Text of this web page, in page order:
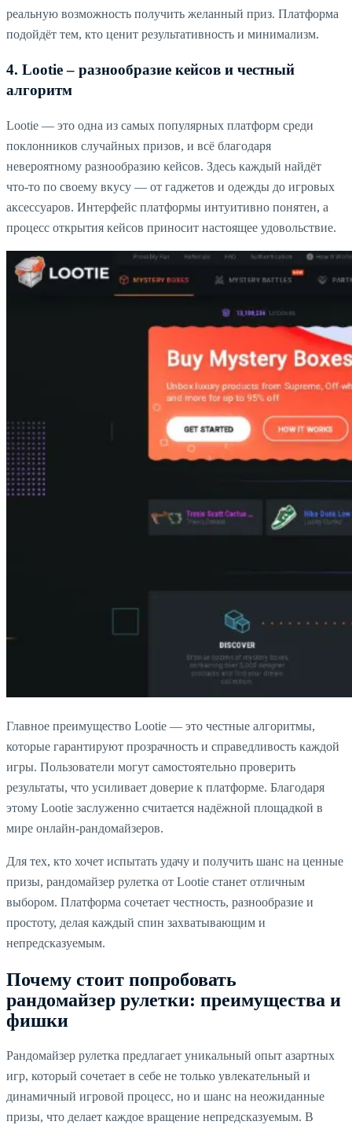
реальную возможность получить желанный приз. Платформа
подойдёт тем, кто ценит результативность и минимализм.
4. Lootie – разнообразие кейсов и честный
алгоритм
Lootie — это одна из самых популярных платформ среди
поклонников случайных призов, и всё благодаря
невероятному разнообразию кейсов. Здесь каждый найдёт
что-то по своему вкусу — от гаджетов и одежды до игровых
аксессуаров. Интерфейс платформы интуитивно понятен, а
процесс открытия кейсов приносит настоящее удовольствие.
Главное преимущество Lootie — это честные алгоритмы,
которые гарантируют прозрачность и справедливость каждой
игры. Пользователи могут самостоятельно проверить
результаты, что усиливает доверие к платформе. Благодаря
этому Lootie заслуженно считается надёжной площадкой в
мире онлайн-рандомайзеров.
Для тех, кто хочет испытать удачу и получить шанс на ценные
призы, рандомайзер рулетка от Lootie станет отличным
выбором. Платформа сочетает честность, разнообразие и
простоту, делая каждый спин захватывающим и
непредсказуемым.
Почему стоит попробовать
рандомайзер рулетки: преимущества и
фишки
Рандомайзер рулетка предлагает уникальный опыт азартных
игр, который сочетает в себе не только увлекательный и
динамичный игровой процесс, но и шанс на неожиданные
призы, что делает каждое вращение непредсказуемым. В